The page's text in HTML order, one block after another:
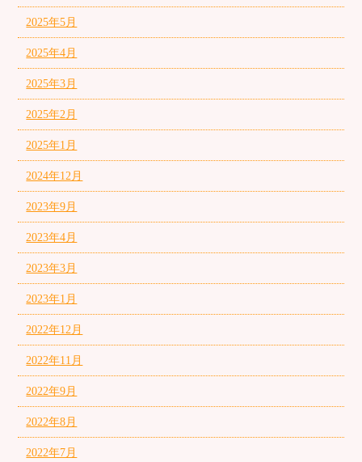
2025年5月
2025年4月
2025年3月
2025年2月
2025年1月
2024年12月
2023年9月
2023年4月
2023年3月
2023年1月
2022年12月
2022年11月
2022年9月
2022年8月
2022年7月